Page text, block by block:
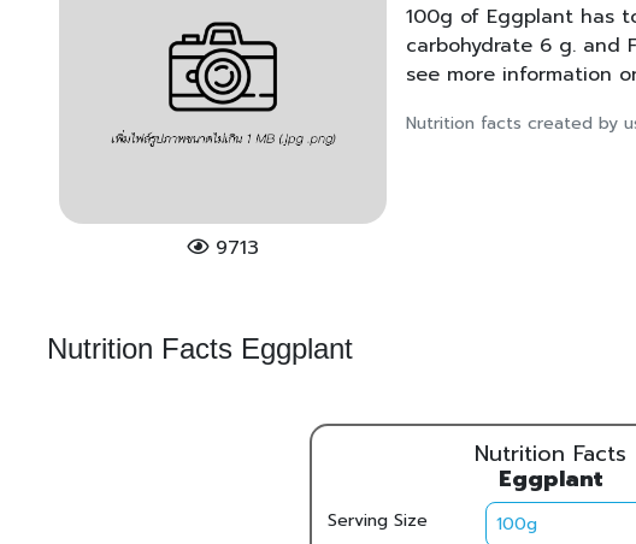
9713
100g of Eggplant has
carbohydrate 6 g. and
see more information
Nutrition facts created by
Nutrition Facts Eggplant
Nutrition Facts
Eggplant
Serving Size